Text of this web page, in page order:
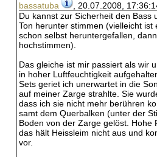
bassatuba
, 20.07.2008,
Du kannst zur Sicherheit den Bass
Ton herunter stimmen (vielleicht ist
schon selbst heruntergefallen,
hochstimmen).
Das gleiche ist mir passiert als wir
in hoher Luftfeuchtigkeit
Sets geriet ich unerwartet in die
auf meiner Zarge strahlte. Sie
dass ich sie nicht mehr berühren
samt dem Querbalken (unter der
Boden von der Zarge gelöst. Hohe
das hält Heissleim nicht aus und
vor.